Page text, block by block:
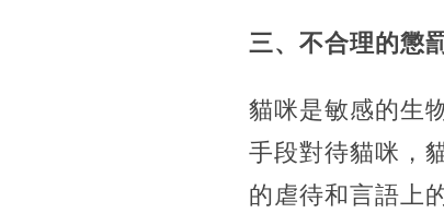
三、不合理的懲
貓咪是敏感的生
手段對待貓咪，
的虐待和言語上